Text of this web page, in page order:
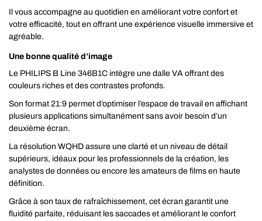
Il vous accompagne au quotidien en améliorant votre confort et
votre efficacité, tout en offrant une expérience visuelle immersive et
agréable.
Une bonne qualité d’image
Le PHILIPS B Line 346B1C intègre une dalle VA offrant des
couleurs riches et des contrastes profonds.
Son format 21:9 permet d’optimiser l’espace de travail en affichant
plusieurs applications simultanément sans avoir besoin d’un
deuxième écran.
La résolution WQHD assure une clarté et un niveau de détail
supérieurs, idéaux pour les professionnels de la création, les
analystes de données ou encore les amateurs de films en haute
définition.
Grâce à son taux de rafraîchissement, cet écran garantit une
fluidité parfaite, réduisant les saccades et améliorant le confort